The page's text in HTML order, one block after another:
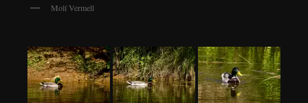
Molí Vermell